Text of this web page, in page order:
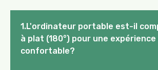
1.L'ordinateur portable est-il
à plat (180°) pour une
confortable?